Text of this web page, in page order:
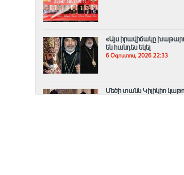
«Այս իրավիճակը
են հանդես եկել
6 Օգոստոս, 2026 22:33
Մեծի տանն Կիլիկիո